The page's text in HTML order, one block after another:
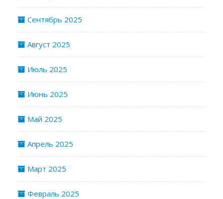
Сентябрь 2025
Август 2025
Июль 2025
Июнь 2025
Май 2025
Апрель 2025
Март 2025
Февраль 2025